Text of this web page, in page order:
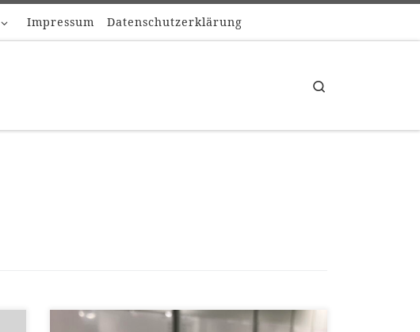
Impressum Datenschutzerklärung